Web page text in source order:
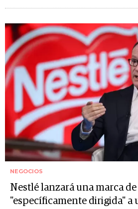
NEGOCIOS
Nestlé lanzará una marca
"específicamente dirigida" a